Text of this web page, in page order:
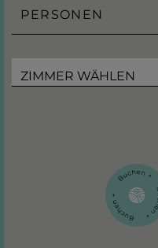
PERSONEN